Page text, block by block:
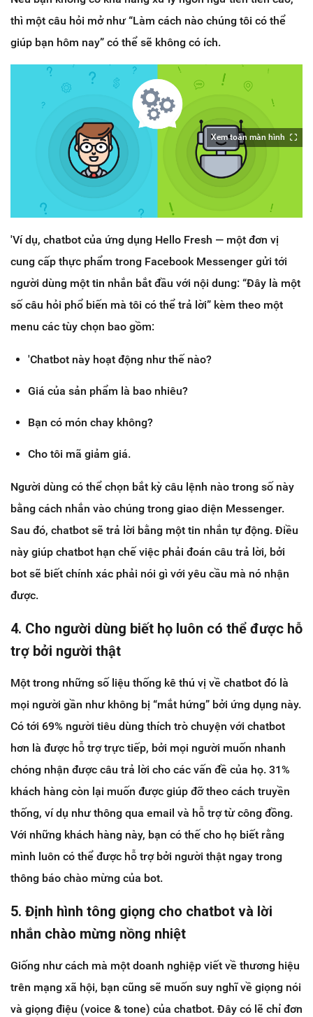
thì một câu hỏi mở như “Làm cách nào chúng tôi có thể
giúp bạn hôm nay” có thể sẽ không có ích.
Xem toàn màn hình
'Ví dụ, chatbot của ứng dụng Hello Fresh — một đơn vị
cung cấp thực phẩm trong Facebook Messenger gửi tới
người dùng một tin nhắn bắt đầu với nội dung: “Đây là một
số câu hỏi phổ biến mà tôi có thể trả lời” kèm theo một
menu các tùy chọn bao gồm:
'Chatbot này hoạt động như thế nào?
Giá của sản phẩm là bao nhiêu?
Bạn có món chay không?
Cho tôi mã giảm giá.
Người dùng có thể chọn bắt kỳ câu lệnh nào trong số này
bằng cách nhắn vào chúng trong giao diện Messenger.
Sau đó, chatbot sẽ trả lời bằng một tin nhắn tự động. Điều
này giúp chatbot hạn chế việc phải đoán câu trả lời, bởi
bot sẽ biết chính xác phải nói gì với yêu cầu mà nó nhận
được.
4. Cho người dùng biết họ luôn có thể được hỗ
trợ bởi người thật
Một trong những số liệu thống kê thú vị về chatbot đó là
mọi người gần như không bị “mắt hứng” bởi ứng dụng này.
Có tới 69% người tiêu dùng thích trò chuyện với chatbot
hơn là được hỗ trợ trực tiếp, bởi mọi người muốn nhanh
chóng nhận được câu trả lời cho các vấn đề của họ. 31%
khách hàng còn lại muốn được giúp đỡ theo cách truyền
thống, ví dụ như thông qua email và hỗ trợ từ công đồng.
Với những khách hàng này, bạn có thế cho họ biết rằng
mình luôn có thể được hỗ trợ bởi người thật ngay trong
thông báo chào mừng của bot.
5. Định hình tông giọng cho chatbot và lời
nhắn chào mừng nồng nhiệt
Giống như cách mà một doanh nghiệp viết về thương hiệu
trên mạng xã hội, bạn cũng sẽ muốn suy nghĩ về giọng nói
và giọng điệu (voice & tone) của chatbot. Đây có lẽ chỉ đơn